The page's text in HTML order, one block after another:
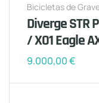
Bicicletas de
Diverge STR
/ X01 Eagle
9.000,00€